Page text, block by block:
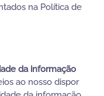
na Política de
da informação
ao nosso dispor